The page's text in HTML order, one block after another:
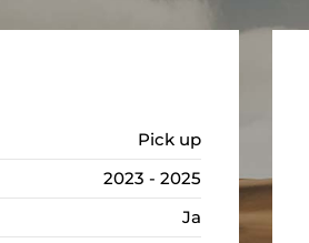
Pick up
2023 - 2025
Ja